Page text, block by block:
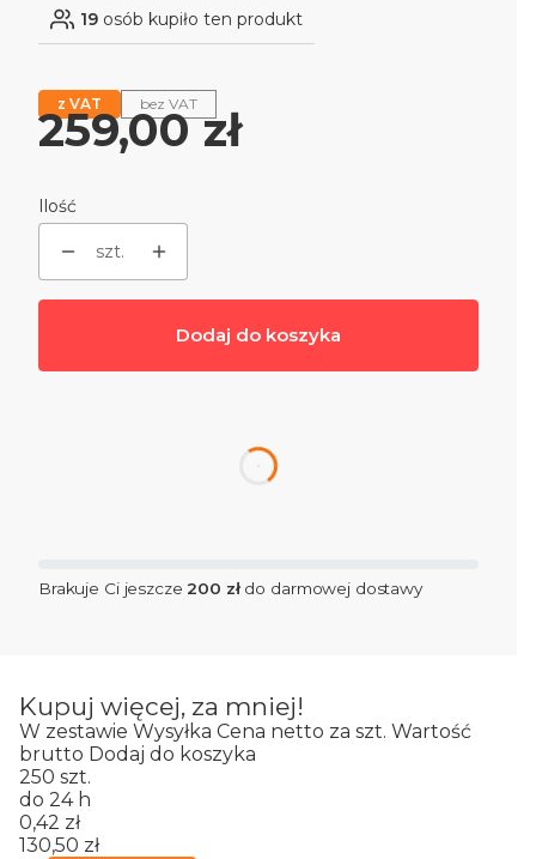
19 osób kupiło ten produkt
z VAT bez VAT
Cena
259,00 zł
Ilość
szt.
Dodaj do koszyka
dnia
Brakuje Ci jeszcze 200 złdo darmowej dostawy
Kupuj więcej, za mniej!
W zestawie Wysyłka Cena netto za szt. Wartość
brutto Dodaj do koszyka
250 szt.
do 24 h
0,42 zł
130,50 zł